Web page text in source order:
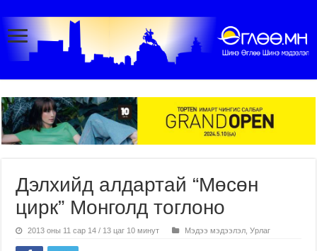
Дэлхийд алдартай “Мөсөн
цирк” Монголд тоглоно
2013 оны 11 сар 14 / 13 цаг 10 минут Мэдээ мэдээлэл ,Урлаг